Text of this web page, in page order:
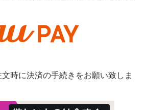
文時に決済の手続きをお願い致しま